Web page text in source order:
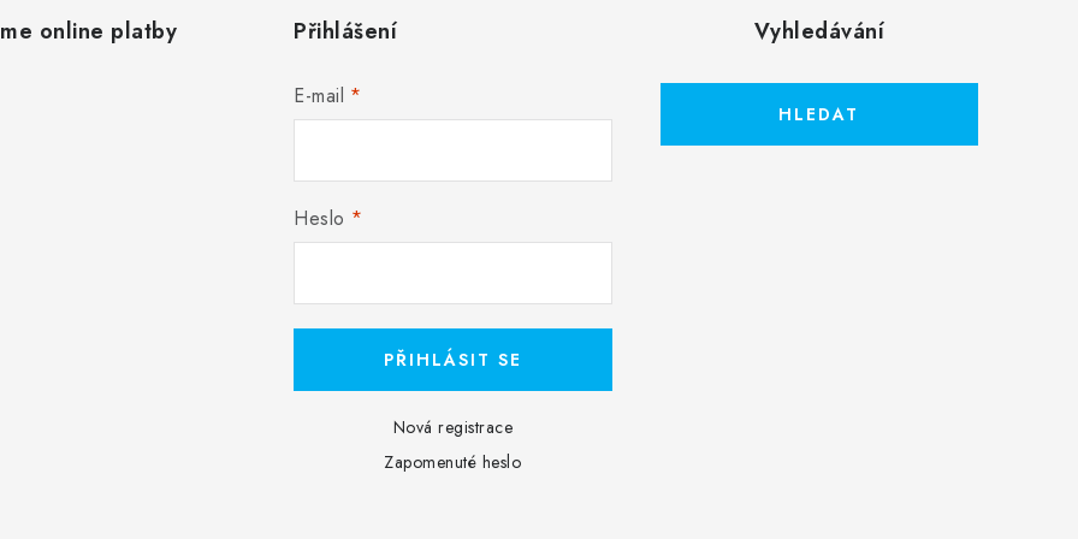
online platby Přihlášení
E-mail
Heslo
PŘIHLÁSIT SE
Nová registrace
Zapomenuté heslo
Vyhledávání
HLEDAT